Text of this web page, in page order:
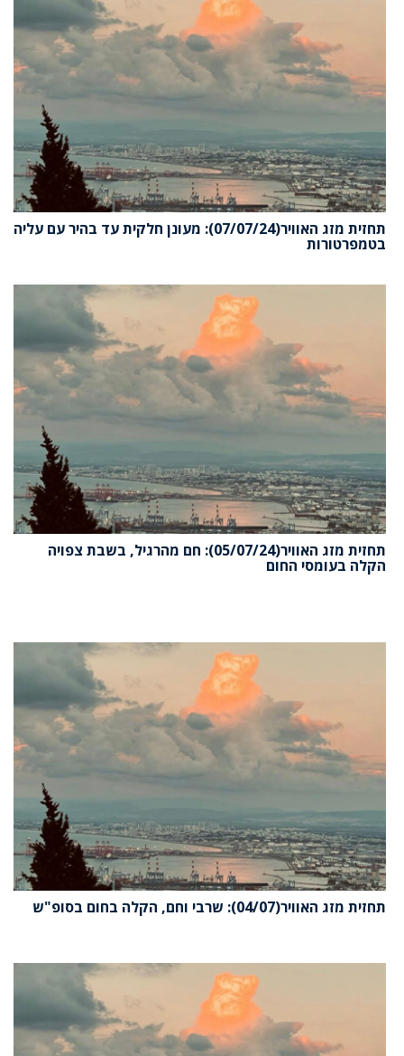
תחזית מזג האוויר(07/07/24): מעונן חלקית עד בהיר עם עליה
בטמפרטורות
תחזית מזג האוויר(05/07/24): חם מהרגיל, בשבת צפויה
הקלה בעומסי החום
תחזית מזג האוויר(04/07): שרבי וחם, הקלה בחום בסופ"ש